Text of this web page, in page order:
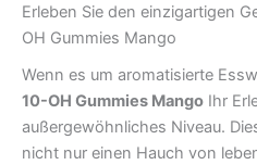
Erleben Sie den einzigartigen
OH Gummies Mango
Wenn es um aromatisierte
10-OH Gummies Mango Ihr
außergewöhnliches Niveau.
nicht nur einen Hauch von